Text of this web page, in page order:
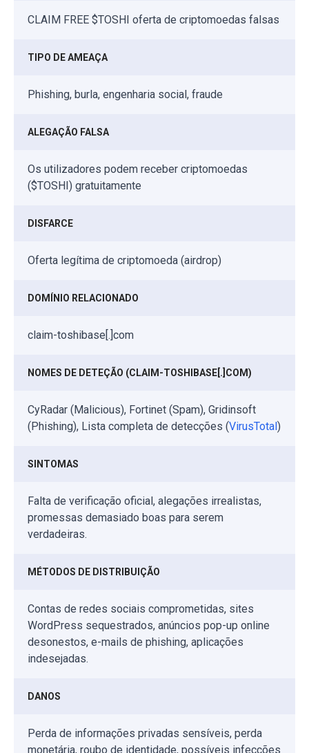
CLAIM FREE $TOSHI oferta de criptomoedas falsas
TIPO DE AMEAÇA
Phishing, burla, engenharia social, fraude
ALEGAÇÃO FALSA
Os utilizadores podem receber criptomoedas
($TOSHI) gratuitamente
DISFARCE
Oferta legítima de criptomoeda (airdrop)
DOMÍNIO RELACIONADO
claim-toshibase[.]com
NOMES DE DETEÇÃO (CLAIM-TOSHIBASE[.]COM)
CyRadar (Malicious), Fortinet (Spam), Gridinsoft
(Phishing), Lista completa de detecções (VirusTotal )
SINTOMAS
Falta de verificação oficial, alegações irrealistas,
promessas demasiado boas para serem
verdadeiras.
MÉTODOS DE DISTRIBUIÇÃO
Contas de redes sociais comprometidas, sites
WordPress sequestrados, anúncios pop-up online
desonestos, e-mails de phishing, aplicações
indesejadas.
DANOS
Perda de informações privadas sensíveis, perda
monetária, roubo de identidade, possíveis infecções